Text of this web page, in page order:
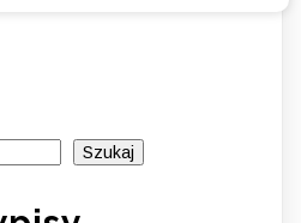
Szukaj